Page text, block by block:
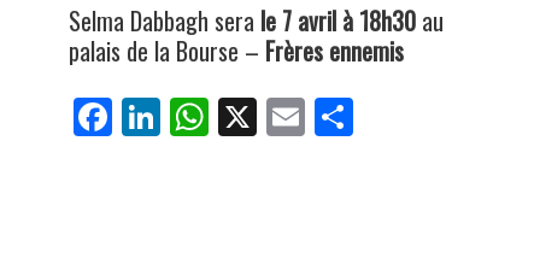
Selma Dabbagh sera le 7 avril à 18h30au
palais de la Bourse – Frères ennemis
Fa
ce
Li
nk
W
ha
X E
m
Pa
rt